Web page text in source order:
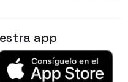
app